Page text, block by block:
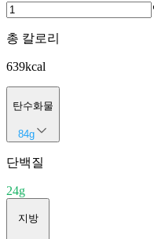
총 칼로리
639kcal
탄수화물
84g
단백질
24g
지방